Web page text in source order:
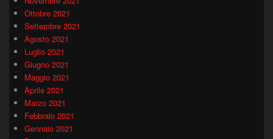
Ottobre 2021
Settembre 2021
Agosto 2021
Luglio 2021
Giugno 2021
Maggio 2021
Aprile 2021
Marzo 2021
Febbraio 2021
Gennaio 2021